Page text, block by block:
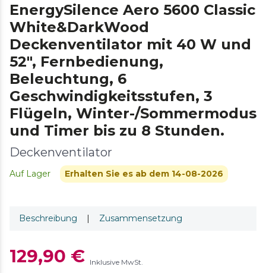
EnergySilence Aero 5600 Classic
White&DarkWood
Deckenventilator mit 40 W und
52″, Fernbedienung,
Beleuchtung, 6
Geschwindigkeitsstufen, 3
Flügeln, Winter-/Sommermodus
und Timer bis zu 8 Stunden.
Deckenventilator
Auf Lager Erhalten Sie es ab dem 14-08-2026
Beschreibung | Zusammensetzung
129,90 € Inklusive MwSt.